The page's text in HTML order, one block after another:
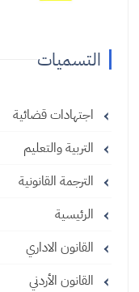
التسميات
اجتهادات قضائية
التربية والتعليم
الترجمة القانونية
الرئيسية
القانون الاداري
القانون الأردني